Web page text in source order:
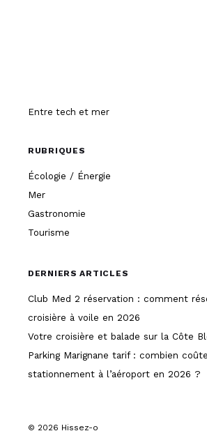
Entre tech et mer
RUBRIQUES
Écologie / Énergie
Mer
Gastronomie
Tourisme
DERNIERS ARTICLES
Club Med 2 réservation : comment
croisière à voile en 2026
Votre croisière et balade sur la Côte
Parking Marignane tarif : combien
stationnement à l’aéroport en 2026 ?
© 2026 Hissez-o